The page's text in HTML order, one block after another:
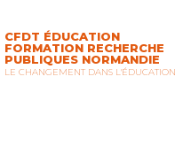
CFDT ÉDUCATION
FORMATION RECHERCHE
PUBLIQUES NORMANDIE
LE CHANGEMENT DANS L'ÉDUCATION